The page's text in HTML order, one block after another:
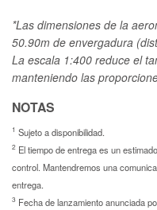
*Las dimensiones de la
50.90m de envergadura
La escala 1:400 reduce el
manteniendo las
NOTAS
1 Sujeto a disponibilidad.
2 El tiempo de entrega es un
control. Mantendremos una
entrega.
3 Fecha de lanzamiento anunciada